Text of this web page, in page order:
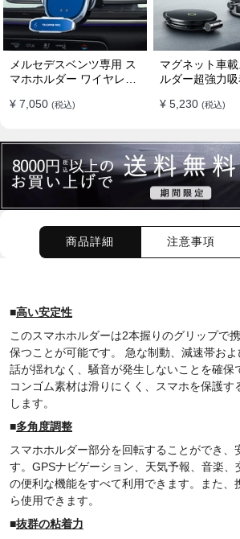
メルセデスベンツ専用 ス
マホホルダー ワイヤレス
付きロゴ
¥ 7,050 (税込)
マグネット車
ルダー超強力吸
用ホルダー 折
¥ 5,230 (税込)
商品詳細 注意事項
■高い安定性
このスマホホルダーは2本握りのグリップで
保つことが可能です。 急な制動、減速帯お
話が揺れなく、騒音が発生しないことを確保
コンゴム素材は滑りにくく、スマホを保護す
します。
■多角度調整
スマホホルダー部分を回転することができ、
す。GPSナビゲーション、天気予報、音楽、
の便利な機能をすべて利用できます。また、
ら使用できます。
■抜群の粘着力